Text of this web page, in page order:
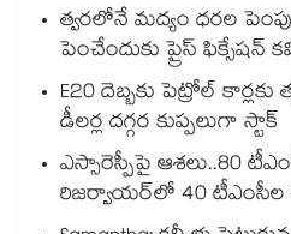
త్వరలోనే మద్యం ధ‌‌ర‌‌ల
పెంచేందుకు ప్రైస్ ఫిక్సేష‌‌న్
E20 దెబ్బకు పెట్రోల్
డీలర్ల దగ్గర కుప్పలుగా స్టాక్
ఎస్సారెస్పీపై ఆశలు..80
రిజర్వాయర్‌‌‌‌‌‌‌‌‌‌‌‌‌‌‌‌లో 40 టీఎంసీల